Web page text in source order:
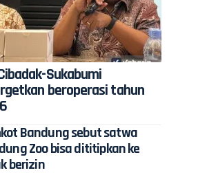
Sukabumi
beroperasi tahun
Bandung sebut satwa
Zoo bisa dititipkan ke
berizin